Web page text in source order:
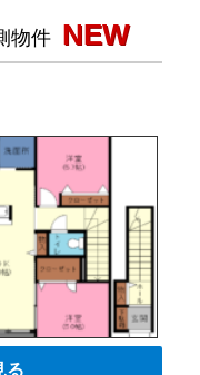
物件 NEW
る